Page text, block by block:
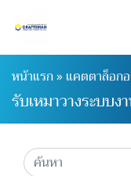
หน้าแรก»แคตตาล็อก
รับเหมาวางระบบ